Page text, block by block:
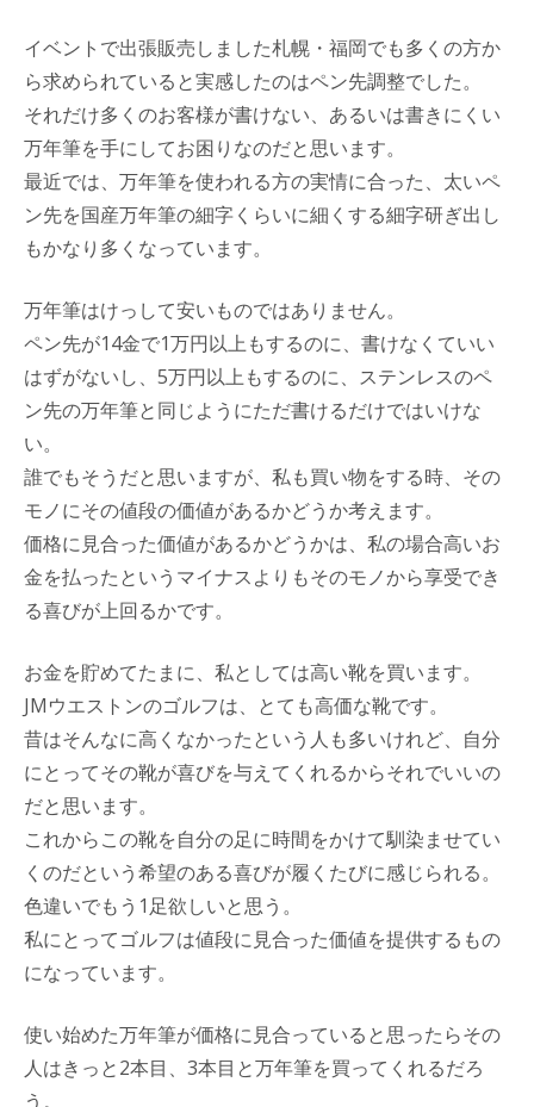
イベントで出張販売しました札幌・福岡でも多くの方か
ら求められていると実感したのはペン先調整でした。
それだけ多くのお客様が書けない、あるいは書きにくい
万年筆を手にしてお困りなのだと思います。
最近では、万年筆を使われる方の実情に合った、太いペ
ン先を国産万年筆の細字くらいに細くする細字研ぎ出し
もかなり多くなっています。
万年筆はけっして安いものではありません。
ペン先が14金で1万円以上もするのに、書けなくていい
はずがないし、5万円以上もするのに、ステンレスのペ
ン先の万年筆と同じようにただ書けるだけではいけな
い。
誰でもそうだと思いますが、私も買い物をする時、その
モノにその値段の価値があるかどうか考えます。
価格に見合った価値があるかどうかは、私の場合高いお
金を払ったというマイナスよりもそのモノから享受でき
る喜びが上回るかです。
お金を貯めてたまに、私としては高い靴を買います。
JMウエストンのゴルフは、とても高価な靴です。
昔はそんなに高くなかったという人も多いけれど、自分
にとってその靴が喜びを与えてくれるからそれでいいの
だと思います。
これからこの靴を自分の足に時間をかけて馴染ませてい
くのだという希望のある喜びが履くたびに感じられる。
色違いでもう1足欲しいと思う。
私にとってゴルフは値段に見合った価値を提供するもの
になっています。
使い始めた万年筆が価格に見合っていると思ったらその
人はきっと2本目、3本目と万年筆を買ってくれるだろ
う。